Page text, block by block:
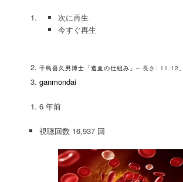
次に再生
今すぐ再生
千島喜久男博士「造血の仕組み」 – 長さ: 11:12。
ganmondai
6 年前
視聴回数 16,937 回